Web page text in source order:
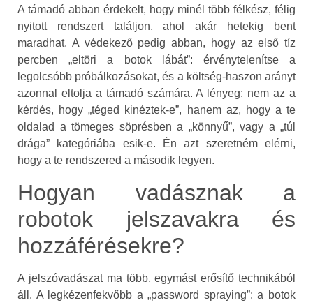
A támadó abban érdekelt, hogy minél több félkész, félig
nyitott rendszert találjon, ahol akár hetekig bent
maradhat. A védekező pedig abban, hogy az első tíz
percben „eltöri a botok lábát”: érvénytelenítse a
legolcsóbb próbálkozásokat, és a költség‑haszon arányt
azonnal eltolja a támadó számára. A lényeg: nem az a
kérdés, hogy „téged kinéztek‑e”, hanem az, hogy a te
oldalad a tömeges söprésben a „könnyű”, vagy a „túl
drága” kategóriába esik‑e. Én azt szeretném elérni,
hogy a te rendszered a második legyen.
Hogyan vadásznak a
robotok jelszavakra és
hozzáférésekre?
A jelszóvadászat ma több, egymást erősítő technikából
áll. A legkézenfekvőbb a „password spraying”: a botok